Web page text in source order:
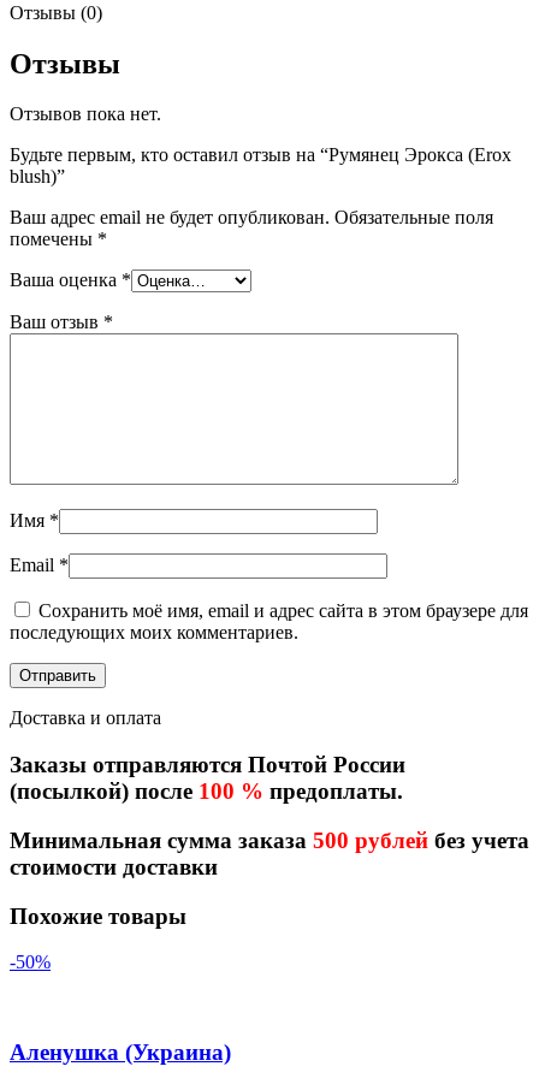
Отзывы (0)
Отзывы
Отзывов пока нет.
Будьте первым, кто оставил отзыв на “Румянец Эрокса (Erox
blush)”
Ваш адрес email не будет опубликован. Обязательные поля
помечены *
Ваша оценка *
Ваш отзыв *
Имя *
Email *
Сохранить моё имя, email и адрес сайта в этом браузере для
последующих моих комментариев.
Доставка и оплата
Заказы отправляются Почтой России
(посылкой) после 100 % предоплаты.
Минимальная сумма заказа 500 рублей без учета
стоимости доставки
Похожие товары
-50%
Аленушка (Украина)